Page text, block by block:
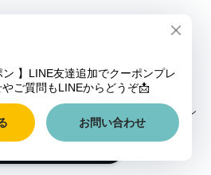
クトショップ｜ファッション通販サイト
江市三六町1丁目1507
ディース セレクトショップ｜ファッション
RIGHTS RESERVED.